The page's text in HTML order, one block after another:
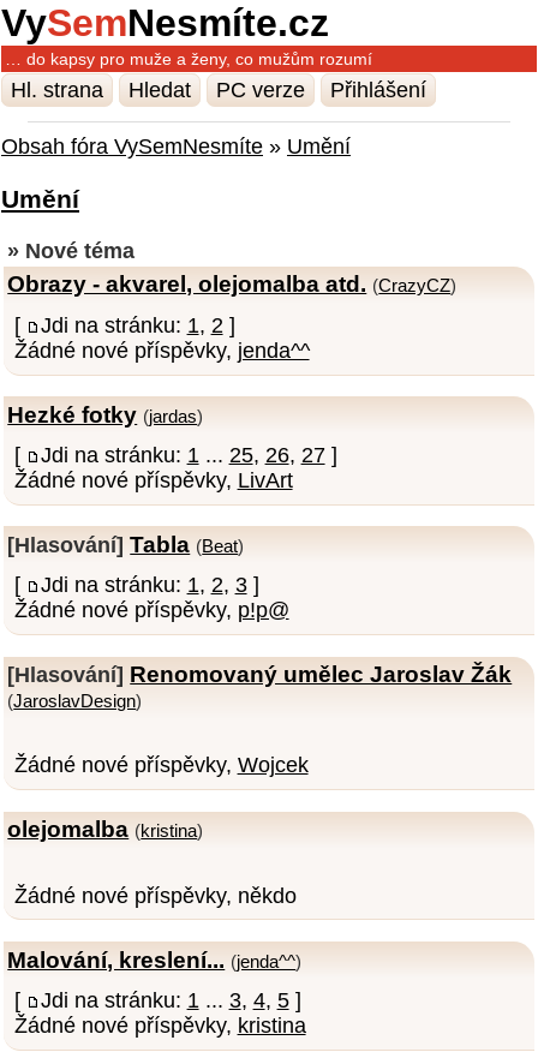
VySemNesmíte.cz
… do kapsy pro muže a ženy, co mužům rozumí
Hl. strana Hledat PC verze Přihlášení
Obsah fóra VySemNesmíte » Umění
Umění
» Nové téma
Obrazy - akvarel, olejomalba atd. (CrazyCZ)
[ Jdi na stránku: 1, 2 ]
Žádné nové příspěvky, jenda^^
Hezké fotky (jardas)
[ Jdi na stránku: 1... 25, 26, 27]
Žádné nové příspěvky, LivArt
[Hlasování] Tabla (Beat)
[ Jdi na stránku: 1, 2, 3]
Žádné nové příspěvky, p!p@
[Hlasování] Renomovaný umělec Jaroslav Žák
(JaroslavDesign)
Žádné nové příspěvky, Wojcek
olejomalba (kristina)
Žádné nové příspěvky, někdo
Malování, kreslení... (jenda^^)
[ Jdi na stránku: 1 ... 3, 4, 5]
Žádné nové příspěvky, kristina